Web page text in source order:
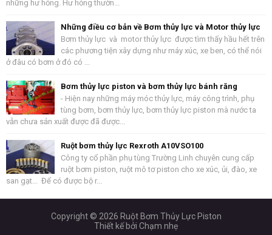
những hư hỏng. Hư hỏng thườn...
Những điều cơ bản về Bơm thủy lực và Motor thủy lực
Bơm thủy lực và motor thủy lực được tìm thấy hầu hết trên
các phương tiện xây dựng như máy xúc, xe ben, có thể nói
ở đâu có bơm ở đó có ...
Bơm thủy lực piston và bơm thủy lực bánh răng
- Hiện nay những máy móc thủy lực, máy công trình, phụ
tùng bơm, bơm thủy lực, bơm thủy lực piston mà nước ta
vẫn chưa sản xuất được đã được...
Ruột bơm thủy lực Rexroth A10VSO100
Công ty cổ phần phụ tùng Trường Linh chuyên cung cấp
ruột bơm piston, ruột mô tơ piston cho xe xúc, ủi, đào, xe
san gạt... Để có được bộ r...
Copyright © 2026 Ruột Bơm Thủy Lực Piston
Thiết kế bởi Chạm nhẹ